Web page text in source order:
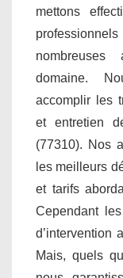
mettons
domaine.
accomplir les
et entretien
(77310). Nos
les meilleurs
et tarifs
Cependant
d’intervention
Mais, quels